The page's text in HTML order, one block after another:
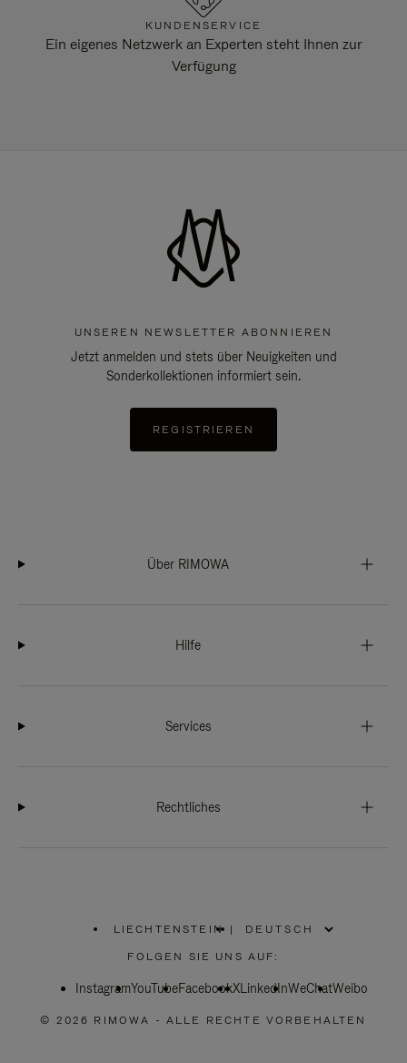
KUNDENSERVICE
Ein eigenes Netzwerk an Experten steht Ihnen zur
Verfügung
UNSEREN NEWSLETTER ABONNIEREN
Jetzt anmelden und stets über Neuigkeiten und
Sonderkollektionen informiert sein.
REGISTRIEREN
Über RIMOWA
Hilfe
Services
Rechtliches
LIECHTENSTEIN
WÄHLEN
SIE
REGION
|
FOLGEN SIE UNS AUF:
InstagramYouTubeFacebookXLinkedInWeChatWeibo
© 2026 RIMOWA - ALLE RECHTE VORBEHALTEN